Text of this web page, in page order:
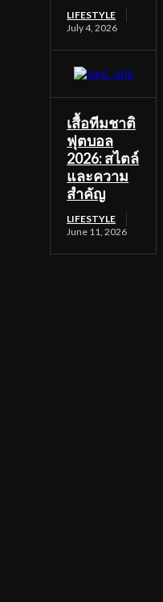
LIFESTYLE
July 4, 2026
เสื้อทีมชาติ
ฟุตบอล
2026: สไตล์
และความ
สำคัญ
LIFESTYLE
June 11, 2026